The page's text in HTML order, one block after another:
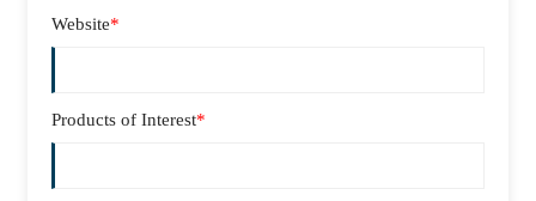
Website*
Products of Interest*